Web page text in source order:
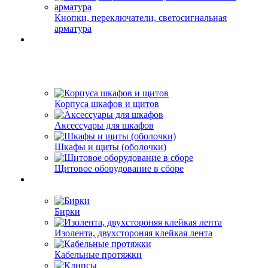
Кнопки, переключатели, светосигнальная
арматура
Корпуса шкафов и щитов
Аксессуары для шкафов
Шкафы и щиты (оболочки)
Щитовое оборудование в сборе
Бирки
Изолента, двухстороняя клейкая лента
Кабельные протяжки